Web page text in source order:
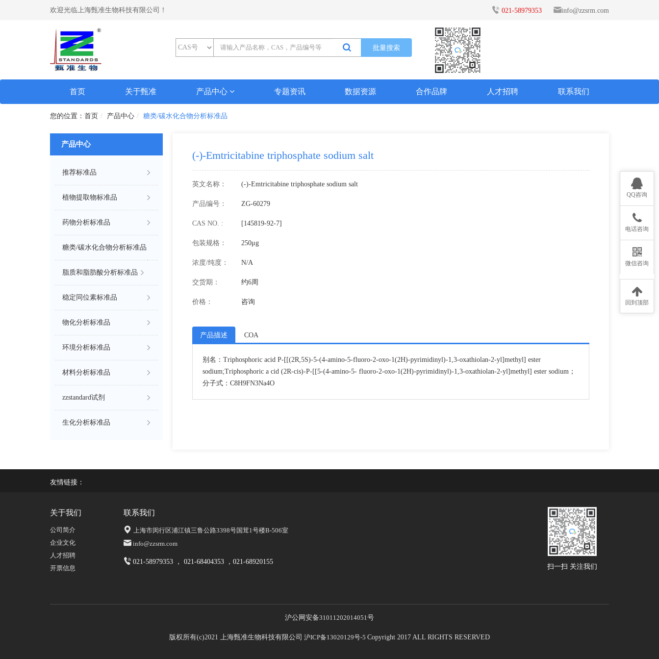
欢迎光临上海甄准生物科技有限公司！ 021-58979353 info@zzsrm.com
批量搜索
首页(current) 关于甄准 产品中心 专题资讯 数据资源 合作品牌 人才招聘 联系我们
首页 产品中心 糖类/碳水化合物分析标准品
产品中心
推荐标准品
植物提取物标准品
药物分析标准品
糖类/碳水化合物分析标准品
脂质和脂肪酸分析标准品
稳定同位素标准品
物化分析标准品
环境分析标准品
材料分析标准品
zzstandard试剂
生化分析标准品
(-)-Emtricitabine triphosphate sodium salt
英文名称： (-)-Emtricitabine triphosphate sodium salt
产品编号： ZG-60279
CAS NO. : [145819-92-7]
包装规格： 250μg
浓度/纯度： N/A
交货期： 约6周
价格： 咨询
产品描述 COA
别名：Triphosphoric acid P-[[(2R,5S)-5-(4-amino-5-fluoro-2-oxo-1(2H)-pyrimidinyl)-1,3-oxathiolan-2-yl]methyl] ester
sodium;Triphosphoric a cid (2R-cis)-P-[[5-(4-amino-5- fluoro-2-oxo-1(2H)-pyrimidinyl)-1,3-oxathiolan-2-yl]methyl] ester sodium；
分子式：C8H9FN3Na4O
友情链接：
关于我们
公司简介
企业文化
人才招聘
开票信息
联系我们
上海市闵行区浦江镇三鲁公路3398号国茸1号楼B-506室
info@zzsrm.com
021-58979353 ， 021-68404353 ，021-68920155
扫一扫 关注我们
沪公网安备31011202014051号
版权所有(c)2021 上海甄准生物科技有限公司 沪ICP备13020129号-5 Copyright 2017 ALL RIGHTS RESERVED
QQ咨询
电话咨询
微信咨询
回到顶部